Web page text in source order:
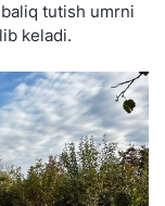
tutish umrni
keladi.